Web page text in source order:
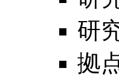
研
拠